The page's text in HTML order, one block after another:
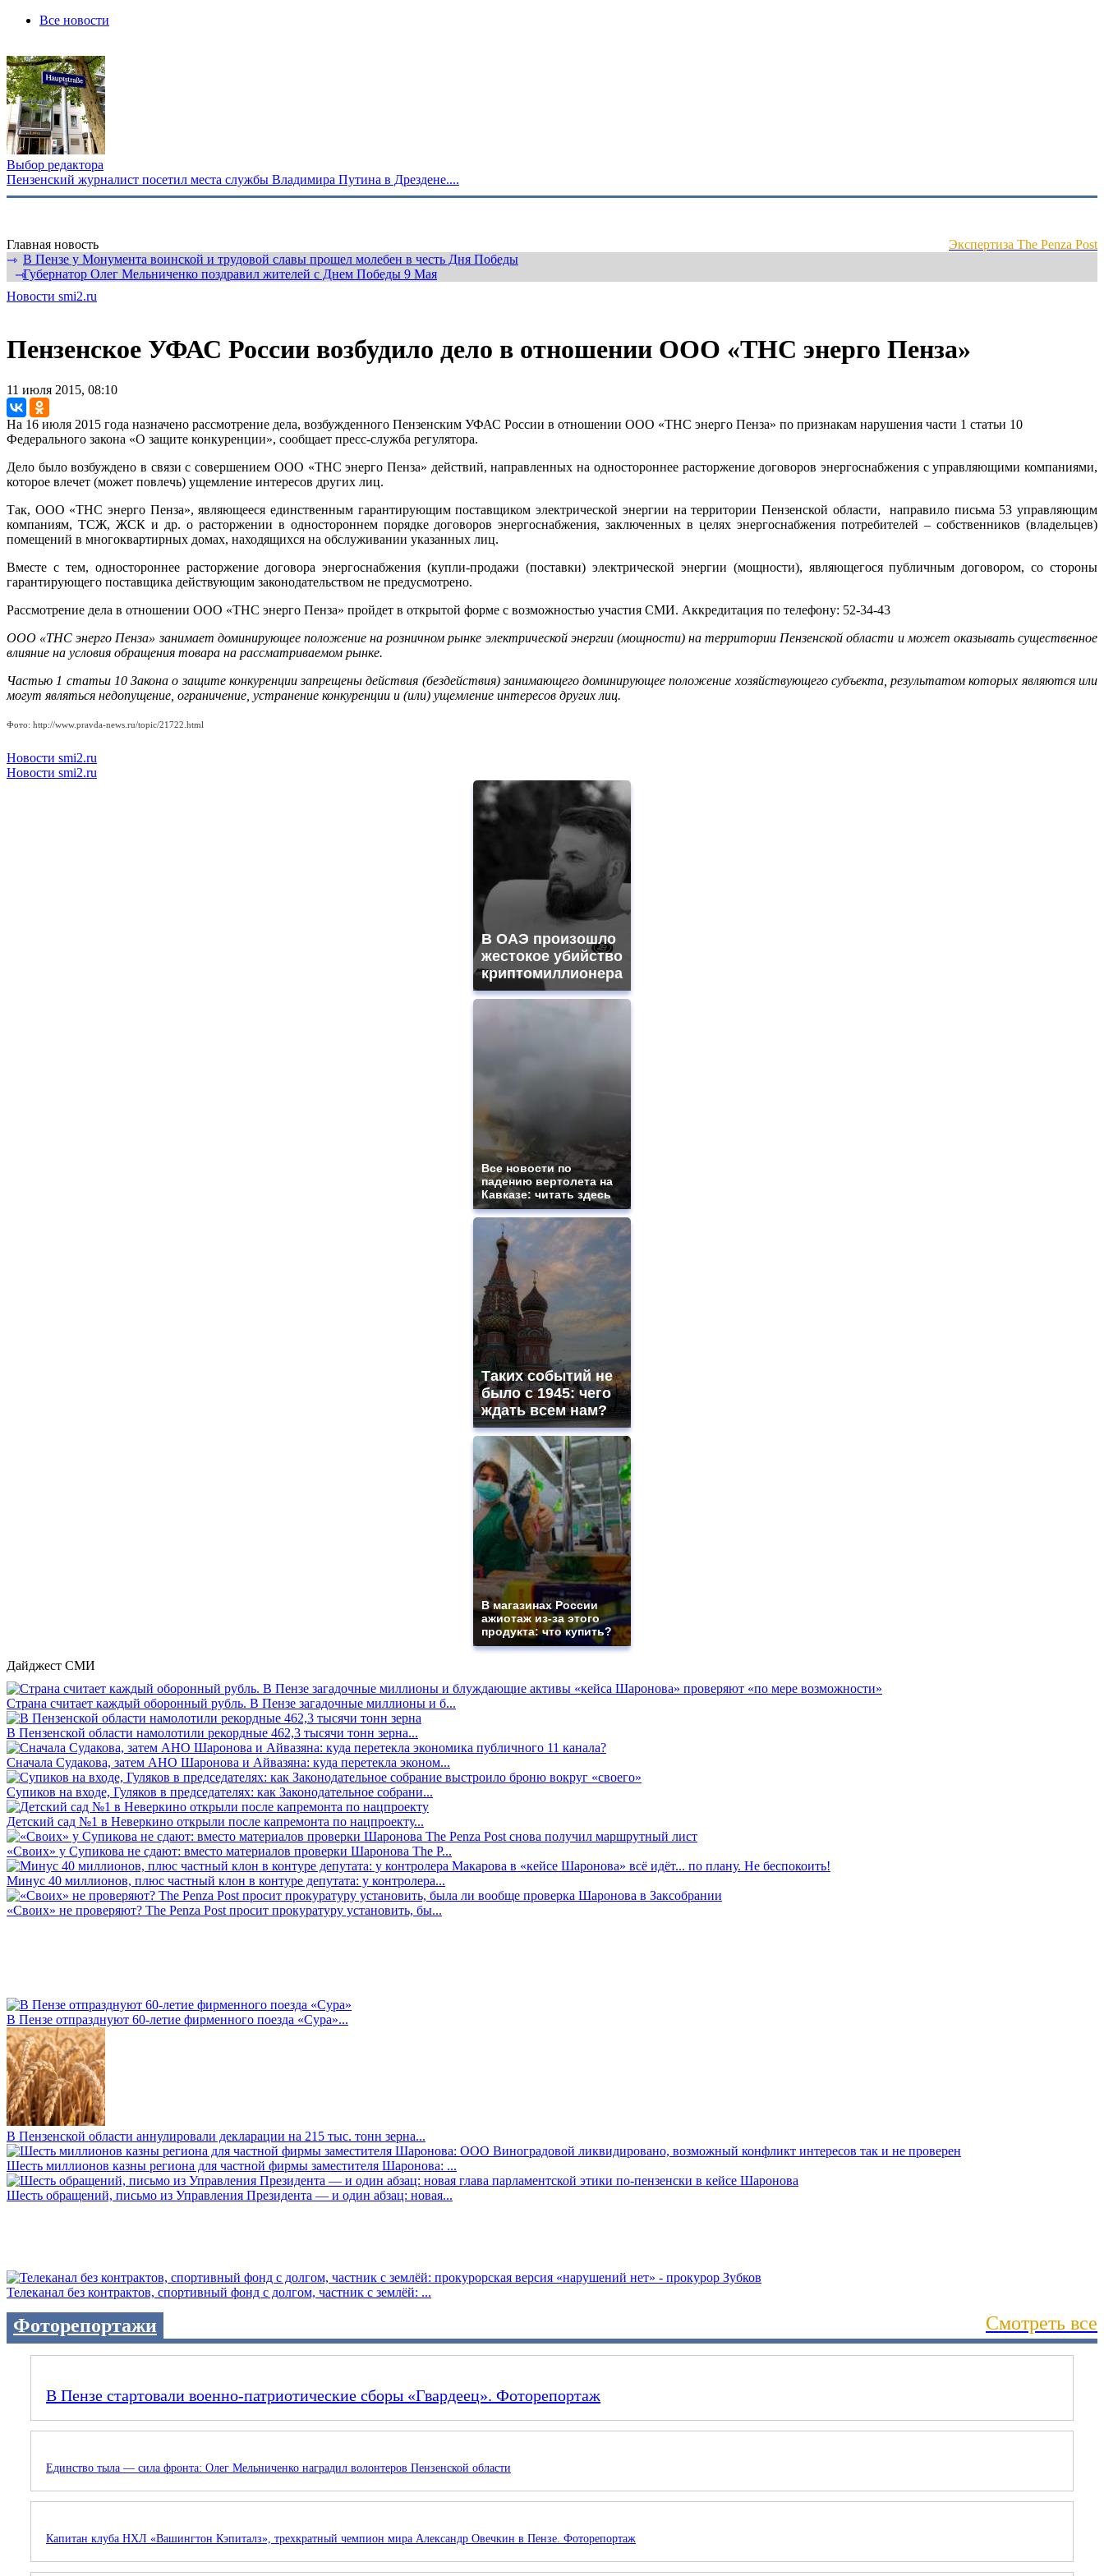
Все новости
Выбор редактора
Пензенский журналист посетил места службы Владимира Путина в Дрездене....
Главная новость
Экспертиза The Penza Post
⇾ В Пензе у Монумента воинской и трудовой славы прошел молебен в честь Дня Победы
⇾Губернатор Олег Мельниченко поздравил жителей с Днем Победы 9 Мая
Новости smi2.ru
Пензенское УФАС России возбудило дело в отношении ООО «ТНС энерго Пенза»
11 июля 2015, 08:10
На 16 июля 2015 года назначено рассмотрение дела, возбужденного Пензенским УФАС России в отношении ООО «ТНС энерго Пенза» по признакам нарушения части 1 статьи 10
Федерального закона «О защите конкуренции», сообщает пресс-служба регулятора.
Дело было возбуждено в связи с совершением ООО «ТНС энерго Пенза» действий, направленных на одностороннее расторжение договоров энергоснабжения с управляющими компаниями,
которое влечет (может повлечь) ущемление интересов других лиц.
Так, ООО «ТНС энерго Пенза», являющееся единственным гарантирующим поставщиком электрической энергии на территории Пензенской области, направило письма 53 управляющим
компаниям, ТСЖ, ЖСК и др. о расторжении в одностороннем порядке договоров энергоснабжения, заключенных в целях энергоснабжения потребителей – собственников (владельцев)
помещений в многоквартирных домах, находящихся на обслуживании указанных лиц.
Вместе с тем, одностороннее расторжение договора энергоснабжения (купли-продажи (поставки) электрической энергии (мощности), являющегося публичным договором, со стороны
гарантирующего поставщика действующим законодательством не предусмотрено.
Рассмотрение дела в отношении ООО «ТНС энерго Пенза» пройдет в открытой форме с возможностью участия СМИ. Аккредитация по телефону: 52-34-43
ООО «ТНС энерго Пенза» занимает доминирующее положение на розничном рынке электрической энергии (мощности) на территории Пензенской области и может оказывать существенное
влияние на условия обращения товара на рассматриваемом рынке.
Частью 1 статьи 10 Закона о защите конкуренции запрещены действия (бездействия) занимающего доминирующее положение хозяйствующего субъекта, результатом которых являются или
могут являться недопущение, ограничение, устранение конкуренции и (или) ущемление интересов других лиц.
Фото: http://www.pravda-news.ru/topic/21722.html
Новости smi2.ru
Новости smi2.ru
В ОАЭ произошло
жестокое убийство
криптомиллионера
Все новости по
падению вертолета на
Кавказе: читать здесь
Таких событий не
было с 1945: чего
ждать всем нам?
В магазинах России
ажиотаж из-за этого
продукта: что купить?
Дайджест СМИ
Страна считает каждый оборонный рубль. В Пензе загадочные миллионы и б...
В Пензенской области намолотили рекордные 462,3 тысячи тонн зерна...
Сначала Судакова, затем АНО Шаронова и Айвазяна: куда перетекла эконом...
Супиков на входе, Гуляков в председателях: как Законодательное собрани...
Детский сад №1 в Неверкино открыли после капремонта по нацпроекту...
«Своих» у Супикова не сдают: вместо материалов проверки Шаронова The P...
Минус 40 миллионов, плюс частный клон в контуре депутата: у контролера...
«Своих» не проверяют? The Penza Post просит прокуратуру установить, бы...
В Пензе отпразднуют 60-летие фирменного поезда «Сура»...
В Пензенской области аннулировали декларации на 215 тыс. тонн зерна...
Шесть миллионов казны региона для частной фирмы заместителя Шаронова: ...
Шесть обращений, письмо из Управления Президента — и один абзац: новая...
Телеканал без контрактов, спортивный фонд с долгом, частник с землёй: ...
Фоторепортажи Смотреть все
В Пензе стартовали военно-патриотические сборы «Гвардеец». Фоторепортаж
Единство тыла — сила фронта: Олег Мельниченко наградил волонтеров Пензенской области
Капитан клуба НХЛ «Вашингтон Кэпиталз», трехкратный чемпион мира Александр Овечкин в Пензе. Фоторепортаж